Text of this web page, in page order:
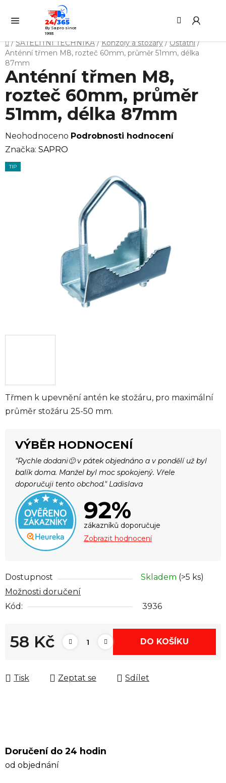
obsah
By Sapro since
1993
Domů
/ SATELITNÍ TECHNIKA / Konzoly a stožáry / Ostatní /
Anténní třmen M8, rozteč 60mm, průměr 51mm, délka
87mm
Třmen k upevnění antén ke stožáru, pro maximální
průměr stožáru 25-50 mm.
VÝBĚR HODNOCENÍ
"Rychle dodani🙂 v pátek objednáno a v pondělí už byl
balík doma. Manžel byl moc spokojený. Vřele
doporučuji tento obchod." Ladislava
92%
zákazníků doporučuje
Zobrazit hodnocení
Dostupnost Skladem (>5 ks)
Možnosti doručení
Kód:
3936
58 Kč DO KOŠÍKU
Tisk Zeptat se Sdílet
Anténní třmen M8,
rozteč 60mm, průměr
51mm, délka 87mm
Průměrné
hodnocení
produktu
Neohodnoceno Podrobnosti hodnocení
Značka: SAPRO
TIP
Doručení do 24 hodin
od objednání